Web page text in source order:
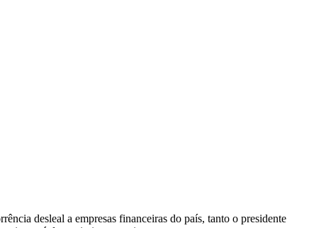
desleal a empresas financeiras do país, tanto o presidente